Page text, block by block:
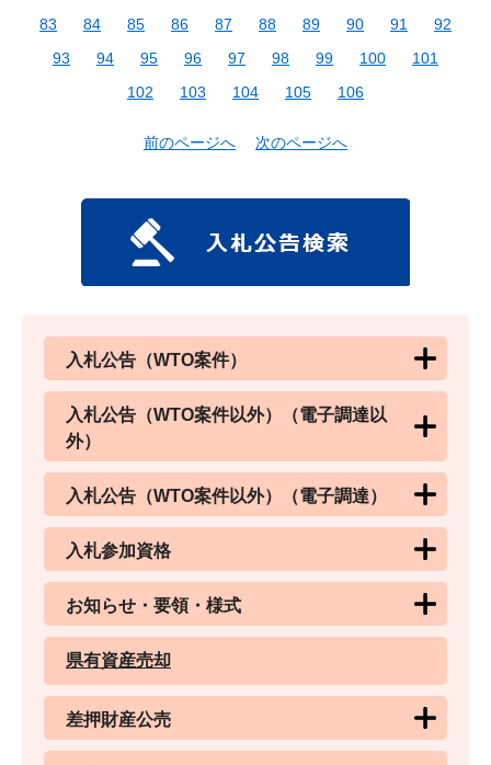
83
84 85 86 87 88 89 90 91
92
93
94 95 96 97 98 99 100
101
102
103 104 105 106
前のページへ 次のページへ
入札公告（WTO案件）
入札公告（WTO案件以外）（電子調達以
外）
入札公告（WTO案件以外）（電子調達）
入札参加資格
お知らせ・要領・様式
県有資産売却
差押財産公売